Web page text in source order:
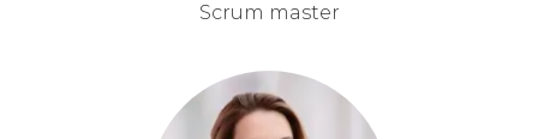
Scrum master